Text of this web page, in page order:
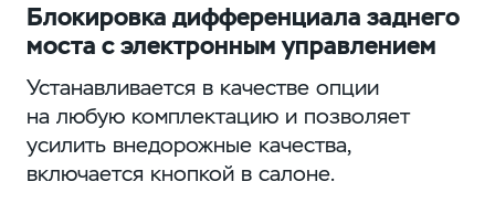
Блокировка дифференциала заднего
моста с электронным управлением
Устанавливается в качестве опции
на любую комплектацию и позволяет
усилить внедорожные качества,
включается кнопкой в салоне.